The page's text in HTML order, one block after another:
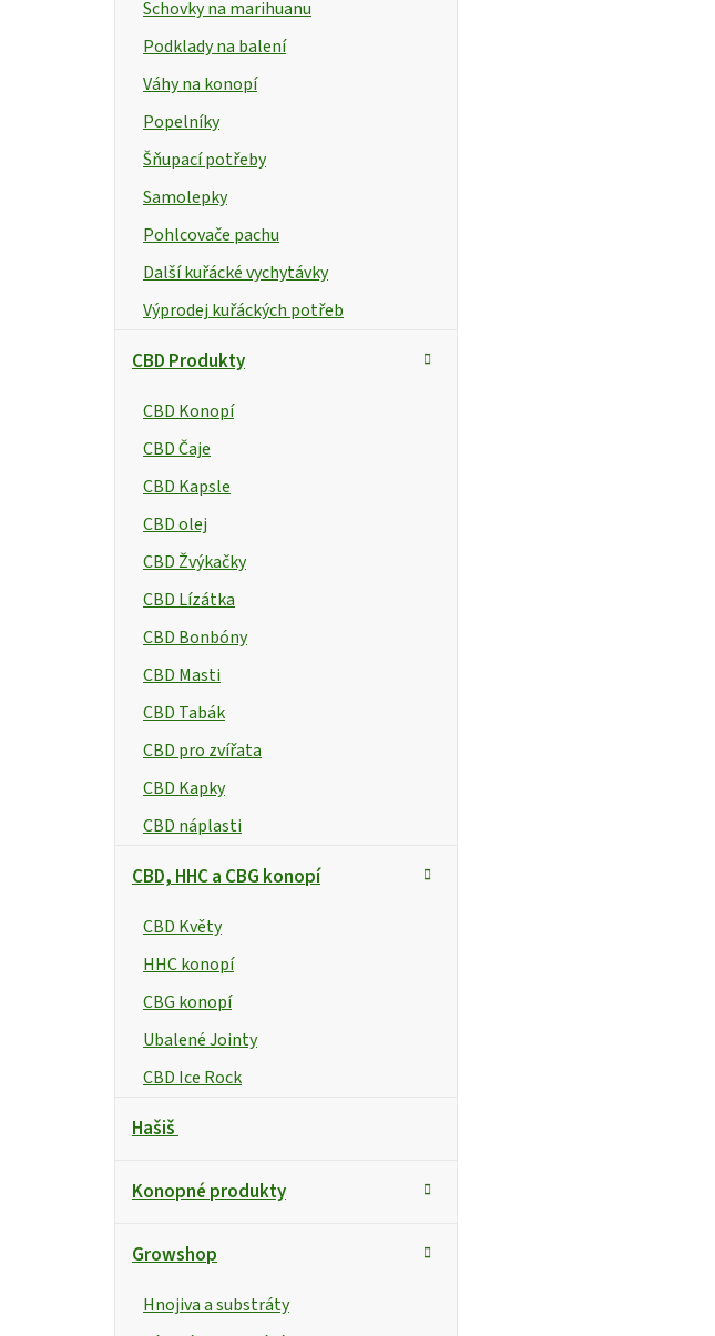
Schovky na marihuanu
Podklady na balení
Váhy na konopí
Popelníky
Šňupací potřeby
Samolepky
Pohlcovače pachu
Další kuřácké vychytávky
Výprodej kuřáckých potřeb
CBD Produkty
CBD Konopí
CBD Čaje
CBD Kapsle
CBD olej
CBD Žvýkačky
CBD Lízátka
CBD Bonbóny
CBD Masti
CBD Tabák
CBD pro zvířata
CBD Kapky
CBD náplasti
CBD, HHC a CBG konopí
CBD Květy
HHC konopí
CBG konopí
Ubalené Jointy
CBD Ice Rock
Hašiš
Konopné produkty
Growshop
Hnojiva a substráty